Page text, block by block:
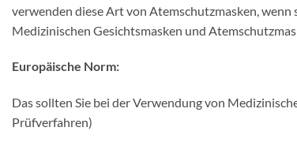
verwenden diese Art von Atemschutzmasken,
Medizinischen Gesichtsmasken und
Europäische Norm:
Das sollten Sie bei der Verwendung von
Prüfverfahren)